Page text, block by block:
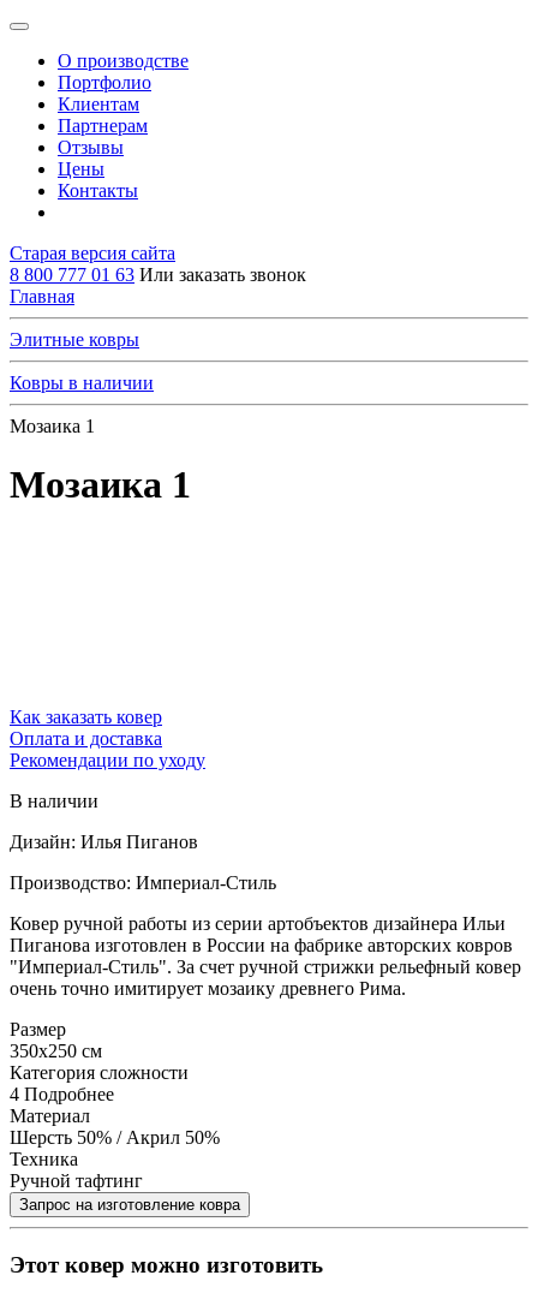
О производстве
Портфолио
Клиентам
Партнерам
Отзывы
Цены
Контакты
Старая версия сайта
8 800 777 01 63 Или заказать звонок
Главная
Элитные ковры
Ковры в наличии
Мозаика 1
Мозаика 1
Как заказать ковер
Оплата и доставка
Рекомендации по уходу
В наличии
Дизайн: Илья Пиганов
Производство: Империал-Стиль
Ковер ручной работы из серии артобъектов дизайнера Ильи
Пиганова изготовлен в России на фабрике авторских ковров
"Империал-Стиль". За счет ручной стрижки рельефный ковер
очень точно имитирует мозаику древнего Рима.
Размер
350x250 см
Категория сложности
4 Подробнее
Материал
Шерсть 50% / Акрил 50%
Техника
Ручной тафтинг
Этот ковер можно изготовить